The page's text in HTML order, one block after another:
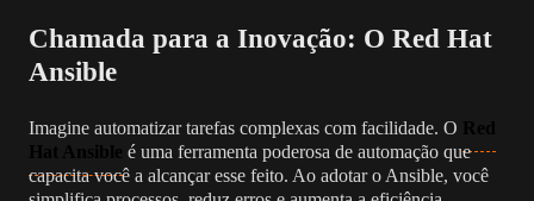
Chamada para a Inovação: O Red Hat
Ansible
Imagine automatizar tarefas complexas com facilidade. O
é uma ferramenta poderosa de automação que
capacita você a alcançar esse feito. Ao adotar o Ansible, você